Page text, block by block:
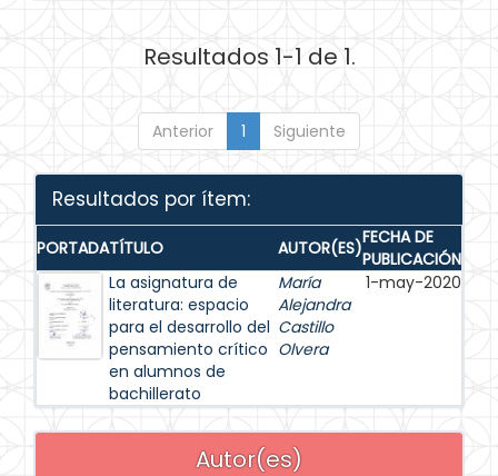
Resultados 1-1 de 1.
Anterior 1 Siguiente
Resultados por ítem:
PORTADATÍTULO AUTOR(ES)FECHA DE
PUBLICACIÓN
La asignatura de
literatura: espacio
para el desarrollo del
pensamiento crítico
en alumnos de
bachillerato
María
Alejandra
Castillo
Olvera
1-may-2020
Autor(es)